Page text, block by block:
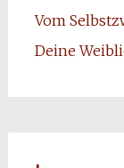
Vom
Deine